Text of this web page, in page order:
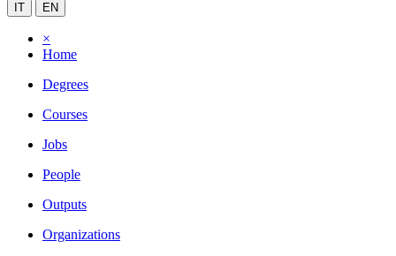
IT EN
×
Home
Degrees
Courses
Jobs
People
Outputs
Organizations